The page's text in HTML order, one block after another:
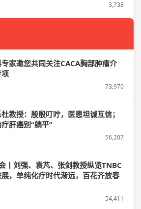
3,738
家邀您共同关注CACA胸部肿瘤介
73,970
教授：殷殷叮咛，医患坦诚互信；
肝癌别“躺平”
56,207
丨刘强、袁芃、张剑教授纵览TNBC
，单纯化疗时代渐远，百花齐放春
54,411